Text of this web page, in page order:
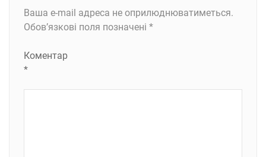
Ваша e-mail адреса не оприлюднюватиметься.
Обов’язкові поля позначені *
Коментар
*